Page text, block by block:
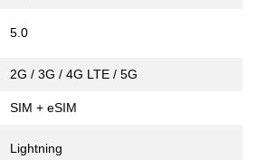
5.0
2G / 3G / 4G LTE / 5G
SIM + eSIM
Lightning